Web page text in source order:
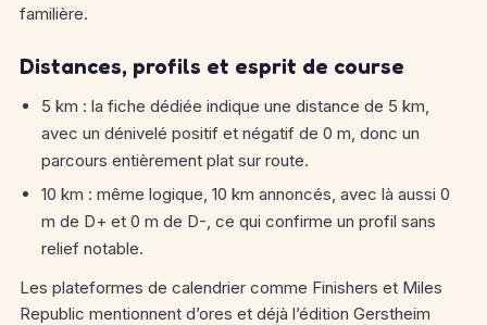
familière.
Distances, profils et esprit de course
5 km : la fiche dédiée indique une distance de 5 km,
avec un dénivelé positif et négatif de 0 m, donc un
parcours entièrement plat sur route.
10 km : même logique, 10 km annoncés, avec là aussi 0
m de D+ et 0 m de D-, ce qui confirme un profil sans
relief notable.
Les plateformes de calendrier comme Finishers et Miles
Republic mentionnent d’ores et déjà l’édition Gerstheim